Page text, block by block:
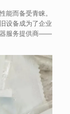
而备受青睐。
设备成为了企业
器服务提供商——